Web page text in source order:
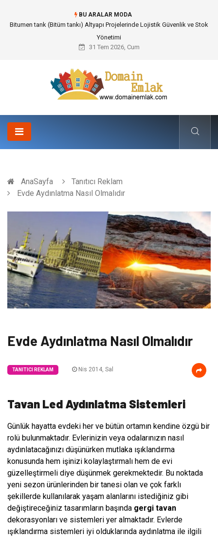
BU ARALAR MODA
Güvenilir Chip Satışı: Kesintisiz Poker Deneyimi İçin Profesyonel Destek
31 Tem 2026, Cum
AnaSayfa
Tanıtıcı Reklam
Evde Aydınlatma Nasıl Olmalıdır
Evde Aydınlatma Nasıl Olmalıdır
TANITICI REKLAM Nis 2014, Sal
Tavan Led Aydınlatma Sistemleri
Günlük hayatta evdeki her ve bütün ortamın kendine özgü bir
rolü bulunmaktadır. Evlerinizin veya odalarınızın nasıl
aydınlatacağınızı düşünürken mutlaka ışıklandırma
konusunda hem işinizi kolaylaştırmalı hem de evi
güzelleştirmeli diye düşünmek gerekmektedir. Bu noktada
yeni sezon ürünlerinden bir tanesi olan ve çok farklı
şekillerde kullanılarak yaşam alanlarını istediğiniz gibi
değiştireceğiniz tasarımların başında gergi tavan
dekorasyonları ve sistemleri yer almaktadır. Evlerde
ışıklandırma sistemleri iyi olduklarında aydınlatma ile ilgili